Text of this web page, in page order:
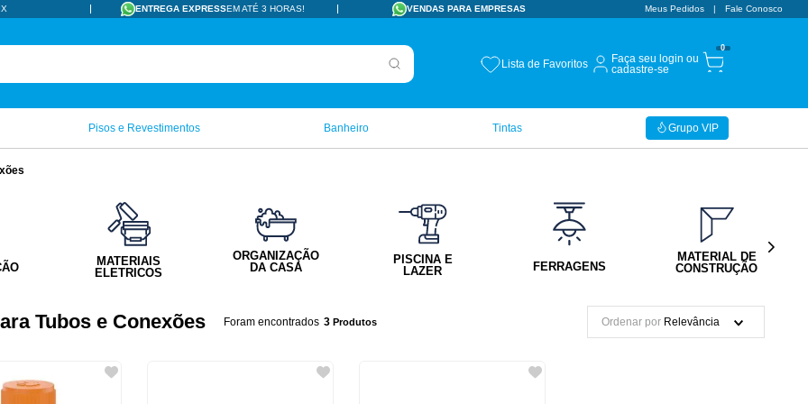
ENTREGA EXPRESSEM ATÉ 3 HORAS! VENDAS PARA EMPRESAS Meus Pedidos Fale Conosco
Lista de Favoritos
Faça seu login ou
cadastre-se
0
Grupo VIP
Pisos e Revestimentos Banheiro Tintas
MATERIAIS
ELETRICOS
ORGANIZAÇÃO
DA CASA
PISCINA E
LAZER
FERRAGENS
MATERIAL DE
CONSTRUÇÃO
Tubos e Conexões 3 Produtos Ordenar por Relevância